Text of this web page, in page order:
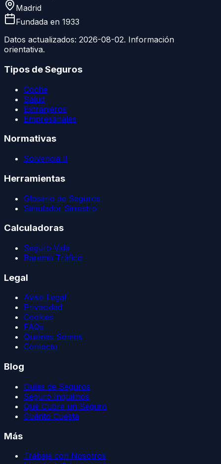
Madrid
Fundada en 1933
Datos actualizados: 2026-08-02. Información
orientativa.
Tipos de Seguros
Coche
Salud
Extranjeros
Empresariales
Normativas
Solvencia II
Herramientas
Glosario de Seguros
Simulador Siniestro
Calculadoras
Seguro Vida
Baremo Tráfico
Legal
Aviso Legal
Privacidad
Cookies
FAQs
Quiénes Somos
Contacto
Blog
Guías de Seguros
Seguro Inquilinos
Qué Cubre un Seguro
Cuánto Cuesta
Más
Trabaja con Nosotros